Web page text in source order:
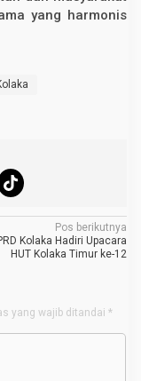
yang harmonis
Pos berikutnya
Kolaka Hadiri Upacara
HUT Kolaka Timur ke-12
yang wajib ditandai *